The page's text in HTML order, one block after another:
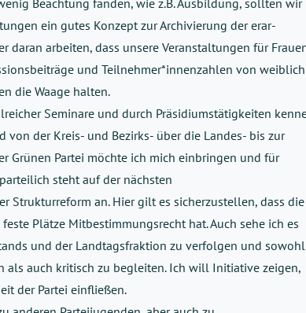
Beachtung fanden, wie z.B. Ausbildung, sollten wir
ein gutes Konzept zur Archivierung der erar-
arbeiten, dass unsere Veranstaltungen für
und Teilnehmer*innenzahlen von weiblich
die Waage halten.
Seminare und durch Präsidiumstätigkeiten
von der Kreis- und Bezirks- über die Landes- bis zur
Grünen Partei möchte ich mich einbringen und für
steht auf der nächsten
Strukturreform an. Hier gilt es sicherzustellen, dass die
Plätze Mitbestimmungsrecht hat. Auch sehe ich es
und der Landtagsfraktion zu verfolgen und sowohl
als auch kritisch zu begleiten. Ich will Initiative zeigen,
der Partei einfließen.